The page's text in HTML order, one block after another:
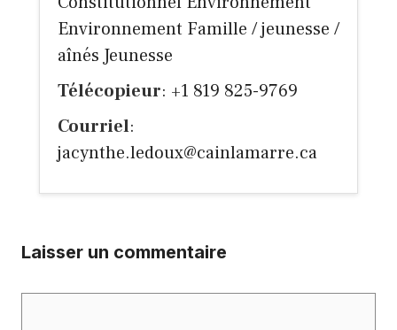
Environnement Famille / jeunesse /
aînés Jeunesse
Télécopieur: +1 819 825-9769
Courriel:
jacynthe.ledoux@cainlamarre.ca
Laisser un commentaire